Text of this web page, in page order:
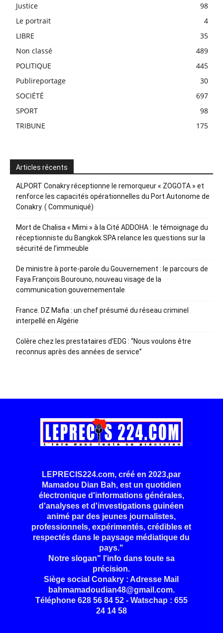
Justice
98
Le portrait
4
LIBRE
35
Non classé
489
POLITIQUE
445
Publireportage
30
SOCIÉTÉ
697
SPORT
98
TRIBUNE
175
Articles récents
ALPORT Conakry réceptionne le remorqueur « ZOGOTA » et
renforce les capacités opérationnelles du Port Autonome de
Conakry. ( Communiqué)
Mort de Chalisa « Mimi » à la Cité ADDOHA : le témoignage du
réceptionniste du Bangkok SPA relance les questions sur la
sécurité de l’immeuble
De ministre à porte-parole du Gouvernement : le parcours de
Faya François Bourouno, nouveau visage de la
communication gouvernementale
France. DZ Mafia : un chef présumé du réseau criminel
interpellé en Algérie
Colère chez les prestataires d’EDG : “Nous voulons être
reconnus après des années de service”
LEPRECIS224.com, créé en 2023,par
Mamadou Dian Bah, est un quotidien
électronique d'informations générales,
d'analyses et d'investigations guinéen
animé par des jeunes journalistes,
professionnels, expérimentés, crédibles et
respectés dans le paysage médiatique du
pays."
Notre slogan" l'info dans toute sa
précision.
Siège social Conakry : Adresse Mail
bahmamadoudian48@gmail.com.
Téléphone 628 56 84 52 - Watschap : 655
24 14 58